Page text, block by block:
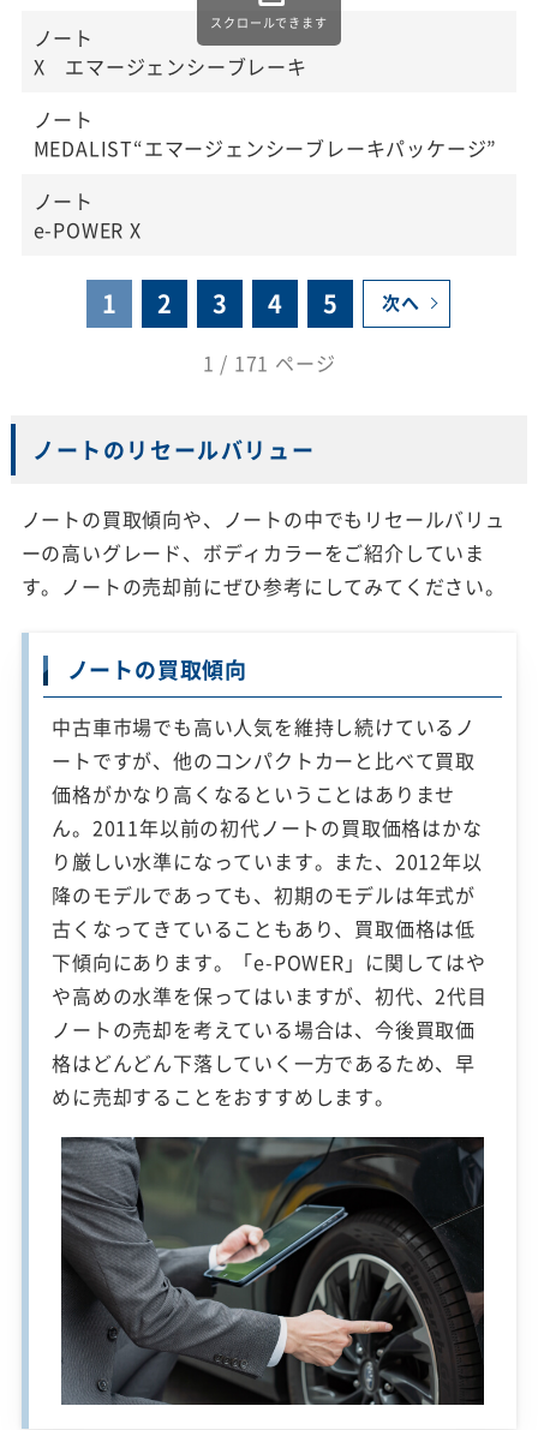
ノート
X エマージェンシーブレーキ
ノート
MEDALIST“エマージェンシーブレーキパッケージ”
ノート
e-POWER X
1 2 3 4 5 次へ
1 / 171 ページ
ノートのリセールバリュー
ノートの買取傾向や、ノートの中でもリセールバリュ
ーの高いグレード、ボディカラーをご紹介していま
す。ノートの売却前にぜひ参考にしてみてください。
ノートの買取傾向
中古車市場でも高い人気を維持し続けているノ
ートですが、他のコンパクトカーと比べて買取
価格がかなり高くなるということはありませ
ん。2011年以前の初代ノートの買取価格はかな
り厳しい水準になっています。また、2012年以
降のモデルであっても、初期のモデルは年式が
古くなってきていることもあり、買取価格は低
下傾向にあります。「e-POWER」に関してはや
や高めの水準を保ってはいますが、初代、2代目
ノートの売却を考えている場合は、今後買取価
格はどんどん下落していく一方であるため、早
めに売却することをおすすめします。